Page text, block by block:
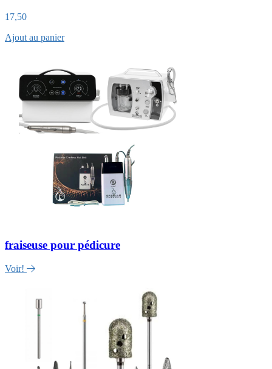
17,50
Ajout au panier
fraiseuse pour pédicure
Voir!